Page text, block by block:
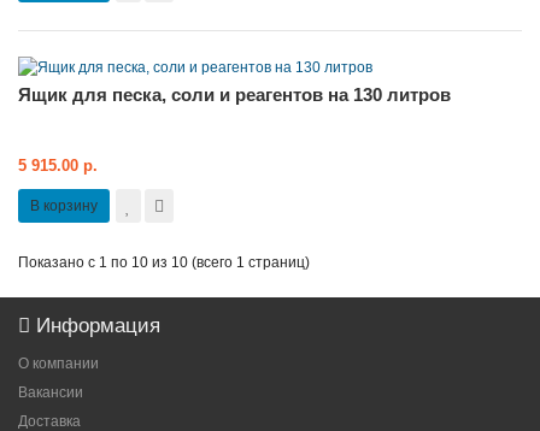
Ящик для песка, соли и реагентов на 130 литров
5 915.00 р.
В корзину
Показано с 1 по 10 из 10 (всего 1 страниц)
Информация
О компании
Вакансии
Доставка